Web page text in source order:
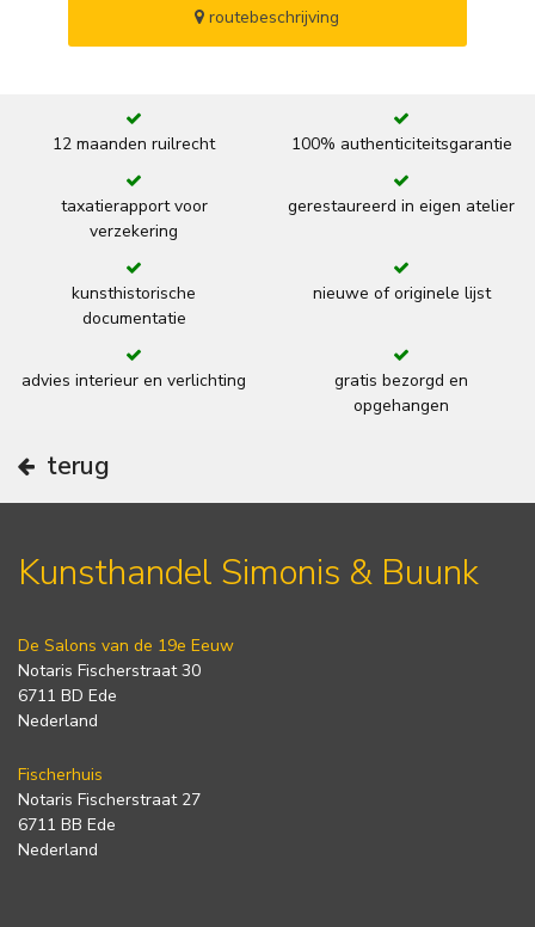
routebeschrijving
12 maanden ruilrecht 100% authenticiteitsgarantie
taxatierapport voor
verzekering
gerestaureerd in eigen atelier
kunsthistorische
documentatie
nieuwe of originele lijst
advies interieur en verlichting
gratis bezorgd en
opgehangen
terug
Kunsthandel Simonis & Buunk
De Salons van de 19e Eeuw
Notaris Fischerstraat 30
6711 BD Ede
Nederland
Fischerhuis
Notaris Fischerstraat 27
6711 BB Ede
Nederland